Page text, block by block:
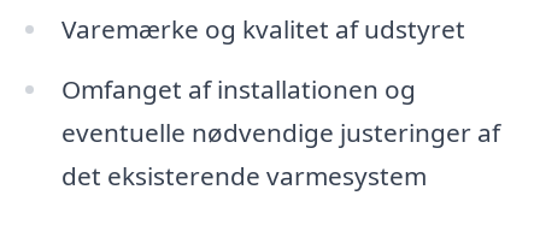
Varemærke og kvalitet af udstyret
Omfanget af installationen og
eventuelle nødvendige justeringer af
det eksisterende varmesystem